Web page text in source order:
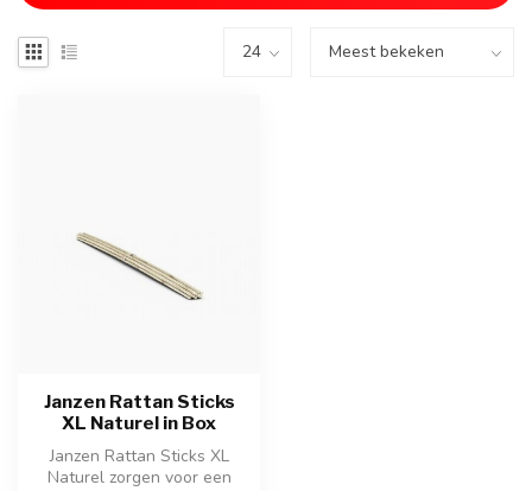
Janzen Rattan Sticks
XL Naturel in Box
Janzen Rattan Sticks XL
Naturel zorgen voor een